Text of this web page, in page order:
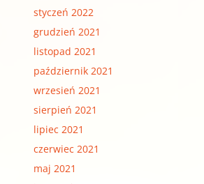
styczeń 2022
grudzień 2021
listopad 2021
październik 2021
wrzesień 2021
sierpień 2021
lipiec 2021
czerwiec 2021
maj 2021